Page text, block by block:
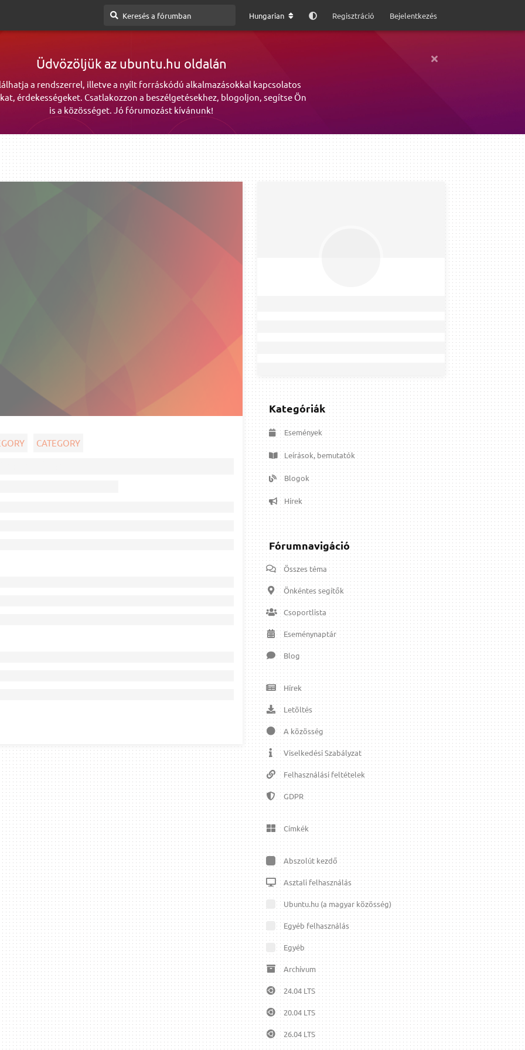
Hungarian Regisztráció Bejelentkezés
Üdvözöljük az ubuntu.hu oldalán
a rendszerrel, illetve a nyílt forráskódú alkalmazásokkal kapcsolatos
érdekességeket. Csatlakozzon a beszélgetésekhez, blogoljon, segítse Ön
is a közösséget. Jó fórumozást kívánunk!
CATEGORY
Kategóriák
Események
Leírások, bemutatók
Blogok
Hírek
Fórumnavigáció
Összes téma
Önkéntes segítők
Csoportlista
Eseménynaptár
Blog
Hírek
Letöltés
A közösség
Viselkedési Szabályzat
Felhasználási feltételek
GDPR
Címkék
Abszolút kezdő
Asztali felhasználás
Ubuntu.hu (a magyar közösség)
Egyéb felhasználás
Egyéb
Archívum
24.04 LTS
20.04 LTS
26.04 LTS